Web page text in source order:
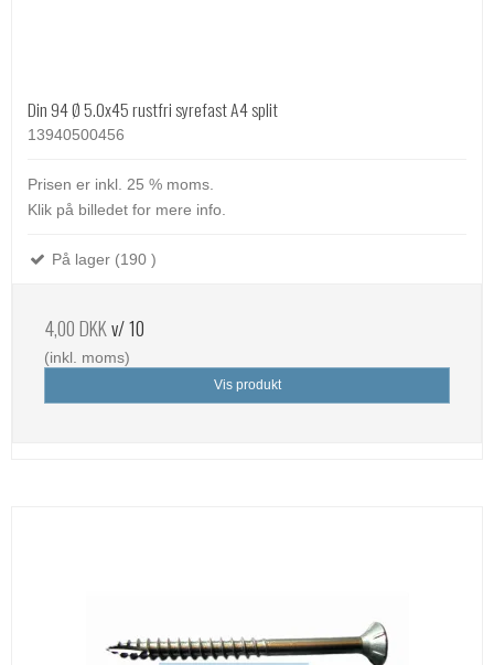
Din 94 Ø 5.0x45 rustfri syrefast A4 split
13940500456
Prisen er inkl. 25 % moms.
Klik på billedet for mere info.
På lager (190 )
4,00 DKKv/ 10
(inkl. moms)
Vis produkt